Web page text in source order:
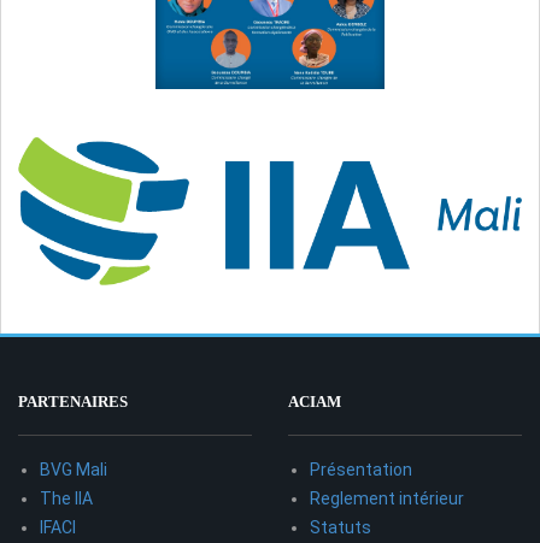
PARTENAIRES
BVG Mali
The IIA
IFACI
ACIAM
Présentation
Reglement intérieur
Statuts